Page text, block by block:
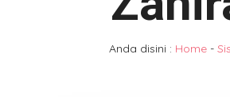
Anda disini : Home -